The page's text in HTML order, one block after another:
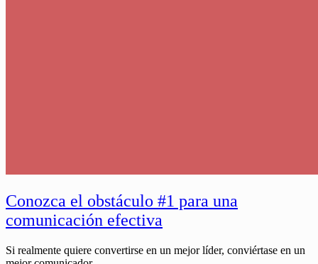
Conozca el obstáculo #1 para una
comunicación efectiva
Si realmente quiere convertirse en un mejor líder, conviértase en un